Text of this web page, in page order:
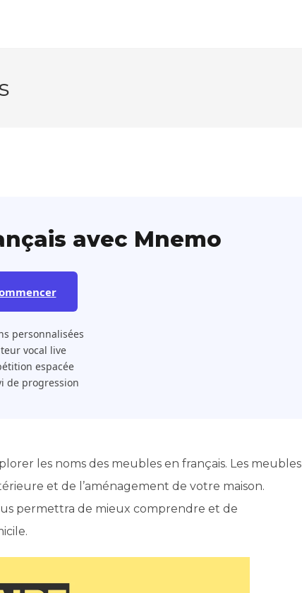
avec Mnemo
personnalisées
vocal live
espacée
de progression
les noms des meubles en français. Les meubles
et de l’aménagement de votre maison.
permettra de mieux comprendre et de